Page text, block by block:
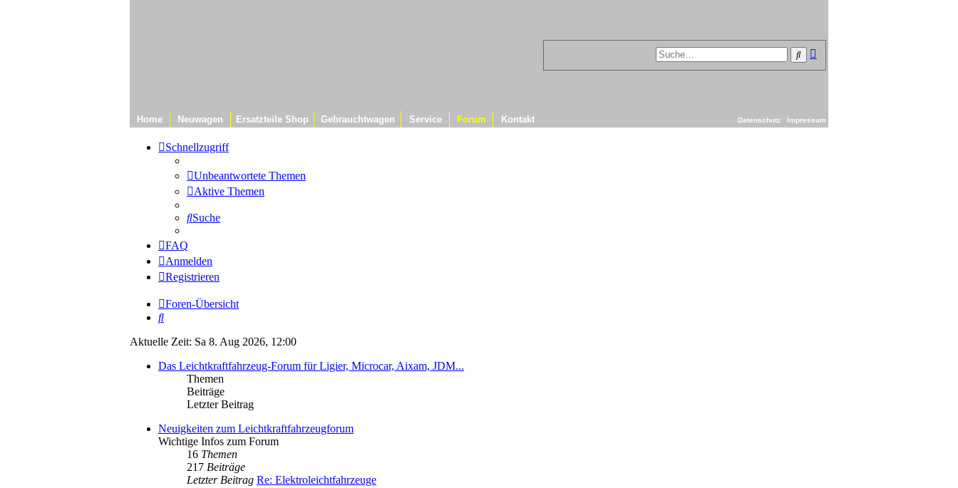
Suche
Home Neuwagen Ersatzteile Shop Gebrauchtwagen Service Forum Kontakt Datenschutz Impressum
Schnellzugriff
Unbeantwortete Themen
Aktive Themen
Suche
FAQ
Anmelden
Registrieren
Foren-Übersicht
Suche
Aktuelle Zeit: Sa 8. Aug 2026, 12:00
Das Leichtkraftfahrzeug-Forum für Ligier, Microcar, Aixam, JDM...
Themen
Beiträge
Letzter Beitrag
Neuigkeiten zum Leichtkraftfahrzeugforum
Wichtige Infos zum Forum
16 Themen
217 Beiträge
Letzter Beitrag Re: Elektroleichtfahrzeuge